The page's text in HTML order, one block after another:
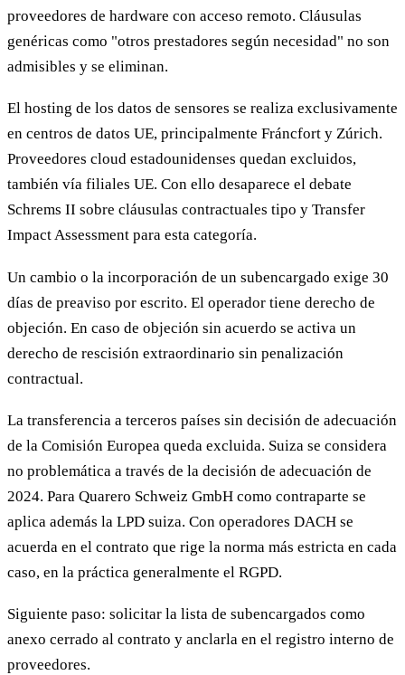
proveedores de hardware con acceso remoto. Cláusulas
genéricas como "otros prestadores según necesidad" no son
admisibles y se eliminan.
El hosting de los datos de sensores se realiza exclusivamente
en centros de datos UE, principalmente Fráncfort y Zúrich.
Proveedores cloud estadounidenses quedan excluidos,
también vía filiales UE. Con ello desaparece el debate
Schrems II sobre cláusulas contractuales tipo y Transfer
Impact Assessment para esta categoría.
Un cambio o la incorporación de un subencargado exige 30
días de preaviso por escrito. El operador tiene derecho de
objeción. En caso de objeción sin acuerdo se activa un
derecho de rescisión extraordinario sin penalización
contractual.
La transferencia a terceros países sin decisión de adecuación
de la Comisión Europea queda excluida. Suiza se considera
no problemática a través de la decisión de adecuación de
2024. Para Quarero Schweiz GmbH como contraparte se
aplica además la LPD suiza. Con operadores DACH se
acuerda en el contrato que rige la norma más estricta en cada
caso, en la práctica generalmente el RGPD.
Siguiente paso: solicitar la lista de subencargados como
anexo cerrado al contrato y anclarla en el registro interno de
proveedores.